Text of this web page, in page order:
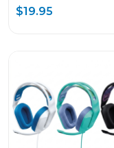
SOUNDCORE K20i
NEGRO A3994Z11
$19.95